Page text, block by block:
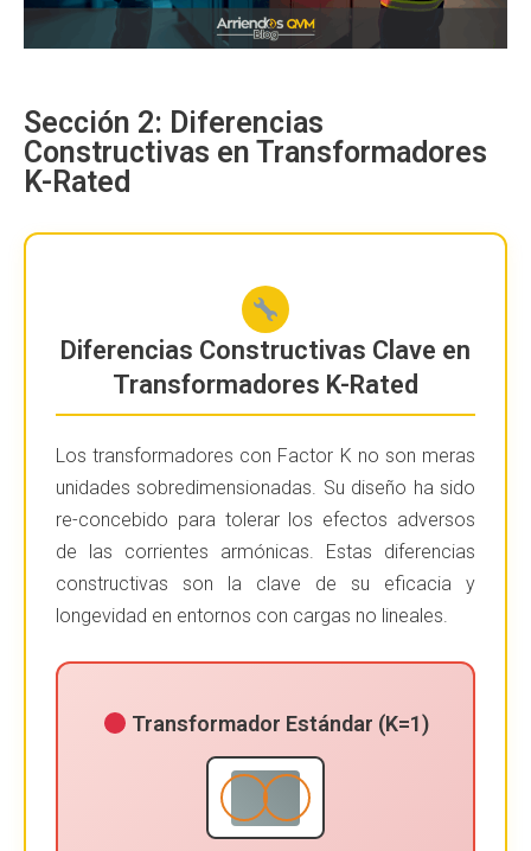
Sección 2: Diferencias
Constructivas en Transformadores
K-Rated
Diferencias Constructivas Clave en
Transformadores K-Rated
Los transformadores con Factor K no son meras
unidades sobredimensionadas. Su diseño ha sido
re-concebido para tolerar los efectos adversos
de las corrientes armónicas. Estas diferencias
constructivas son la clave de su eficacia y
longevidad en entornos con cargas no lineales.
Transformador Estándar (K=1)